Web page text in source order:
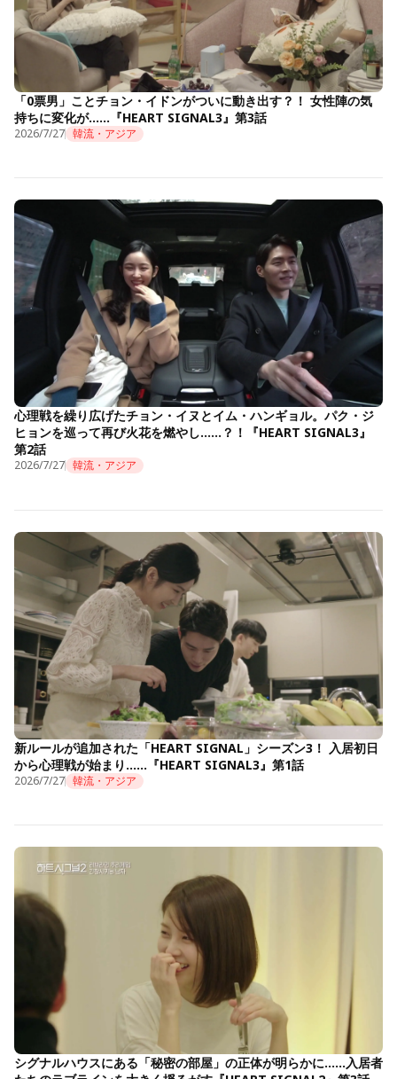
「0票男」ことチョン・イドンがついに動き出す？！ 女性陣の気
持ちに変化が……『HEART SIGNAL3』第3話
2026/7/27 韓流・アジア
心理戦を繰り広げたチョン・イヌとイム・ハンギョル。パク・ジ
ヒョンを巡って再び火花を燃やし……？！『HEART SIGNAL3』
第2話
2026/7/27 韓流・アジア
新ルールが追加された「HEART SIGNAL」シーズン3！ 入居初日
から心理戦が始まり……『HEART SIGNAL3』第1話
2026/7/27 韓流・アジア
シグナルハウスにある「秘密の部屋」の正体が明らかに……入居者